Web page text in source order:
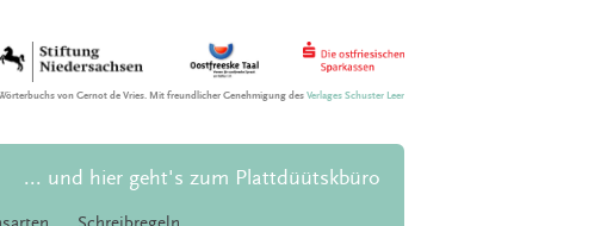
von Gernot de Vries. Mit freundlicher Genehmigung desVerlages Schuster Leer
... und hier geht's zum Plattdüütskbüro